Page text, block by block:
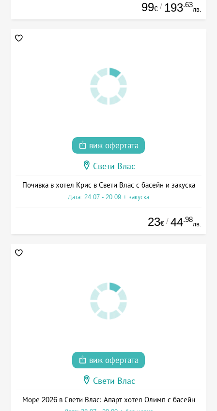
99€ / 193.63
лв.
виж офертата
Свети Влас
Почивка в хотел Крис в Свети Влас с басейн и закуска
Дата: 24.07 - 20.09 + закуска
23€ / 44.98
лв.
виж офертата
Свети Влас
Море 2026 в Свети Влас: Апарт хотел Олимп с басейн